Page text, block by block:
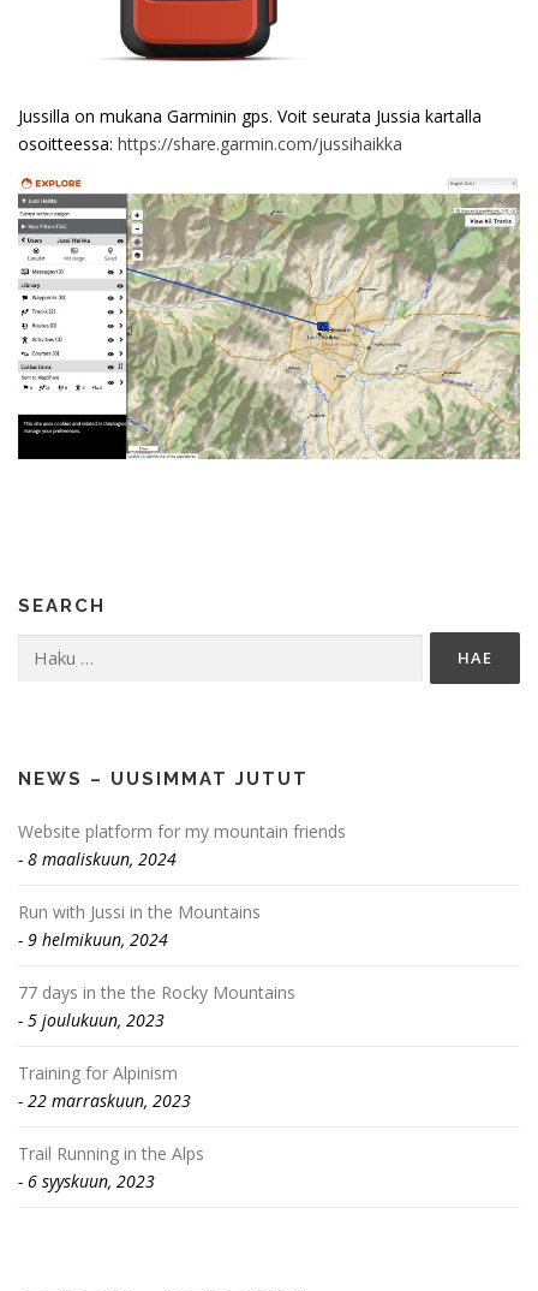
Jussilla on mukana Garminin gps. Voit seurata Jussia kartalla
osoitteessa: https://share.garmin.com/jussihaikka
SEARCH
Haku:
NEWS – UUSIMMAT JUTUT
Website platform for my mountain friends
8 maaliskuun, 2024
Run with Jussi in the Mountains
9 helmikuun, 2024
77 days in the the Rocky Mountains
5 joulukuun, 2023
Training for Alpinism
22 marraskuun, 2023
Trail Running in the Alps
6 syyskuun, 2023